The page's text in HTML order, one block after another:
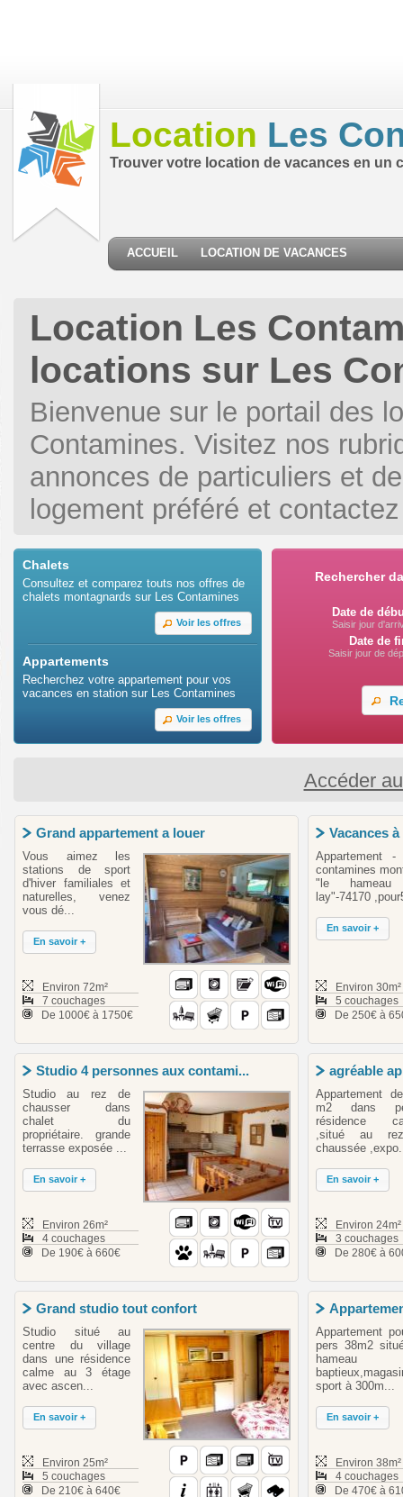
Location Les
Trouver votre location de vacances en un
ACCUEIL LOCATION DE VACANCES
Location Les
locations sur Les
Bienvenue sur le portail des
Contamines. Visitez nos
annonces de particuliers et
logement préféré et
Chalets
Consultez et comparez touts nos offres de
chalets montagnards sur Les Contamines
Voir les offres
Appartements
Recherchez votre appartement pour vos
vacances en station sur Les Contamines
Voir les offres
Rechercher
Date de
Saisir jour
Date de
Saisir jour de
Accéder
Grand appartement a louer
Vous aimez les
stations de sport
d'hiver familiales et
naturelles, venez
vous dé...
En savoir +
Environ 72m²
7 couchages
De 1000€ à 1750€
Vacances
Appartement -
contamines
"le hameau
lay"-74170
En savoir +
Environ 30m²
5 couchages
De 250€ à
Studio 4 personnes aux contami...
Studio au rez de
chausser dans
chalet du
propriétaire. grande
terrasse exposée ...
En savoir +
Environ 26m²
4 couchages
De 190€ à 660€
agréable
Appartement
m2 dans
résidence
,situé au
chaussée
En savoir +
Environ 24m²
3 couchages
De 280€ à
Grand studio tout confort
Studio situé au
centre du village
dans une résidence
calme au 3 étage
avec ascen...
En savoir +
Environ 25m²
5 couchages
De 210€ à 640€
Appartement
pers 38m2
hameau
sport à 300m...
En savoir +
Environ 38m²
4 couchages
De 470€ à